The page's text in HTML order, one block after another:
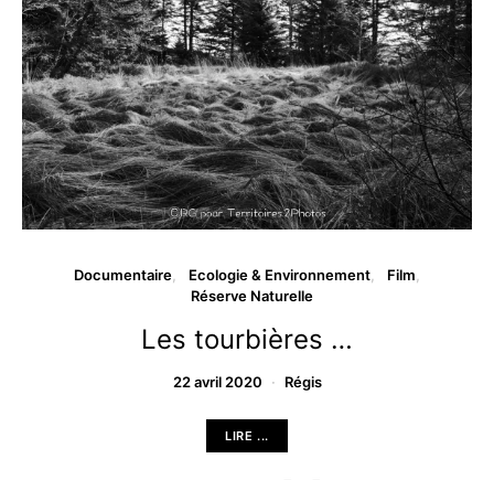
Documentaire Ecologie & Environnement
Film
Réserve Naturelle
Les tourbières …
22 avril 2020 Régis
LIRE ...